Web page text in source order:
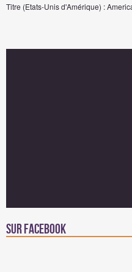
Titre (Etats-Unis d'Amérique) :
Sur facebook